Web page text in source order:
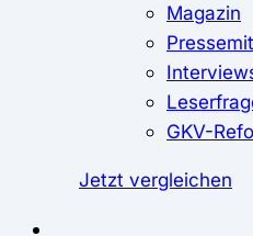
Magazin
GKV-
Jetzt vergleichen